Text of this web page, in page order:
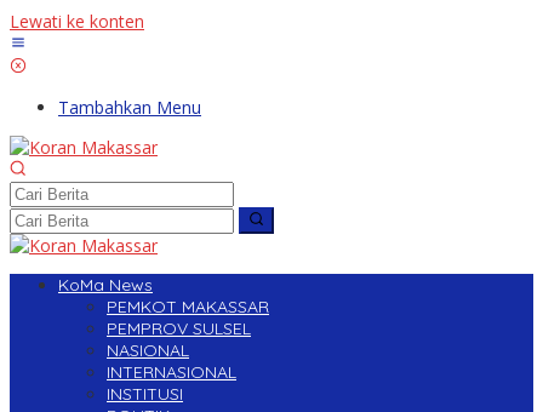
Lewati ke konten
Tambahkan Menu
KoMa News
PEMKOT MAKASSAR
PEMPROV SULSEL
NASIONAL
INTERNASIONAL
INSTITUSI